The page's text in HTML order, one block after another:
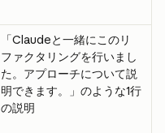
「Claudeと一緒にこのリ
ファクタリングを行いまし
た。アプローチについて説
明できます。」のような1行
の説明